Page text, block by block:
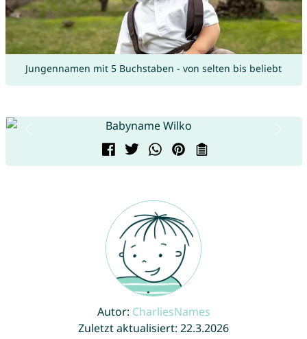
Jungennamen mit 5 Buchstaben - von selten bis beliebt
Autor: CharliesNames
Zuletzt aktualisiert: 22.3.2026